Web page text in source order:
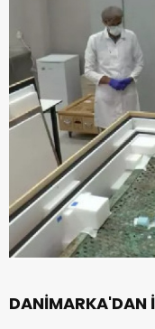
DANİMARKA'DAN